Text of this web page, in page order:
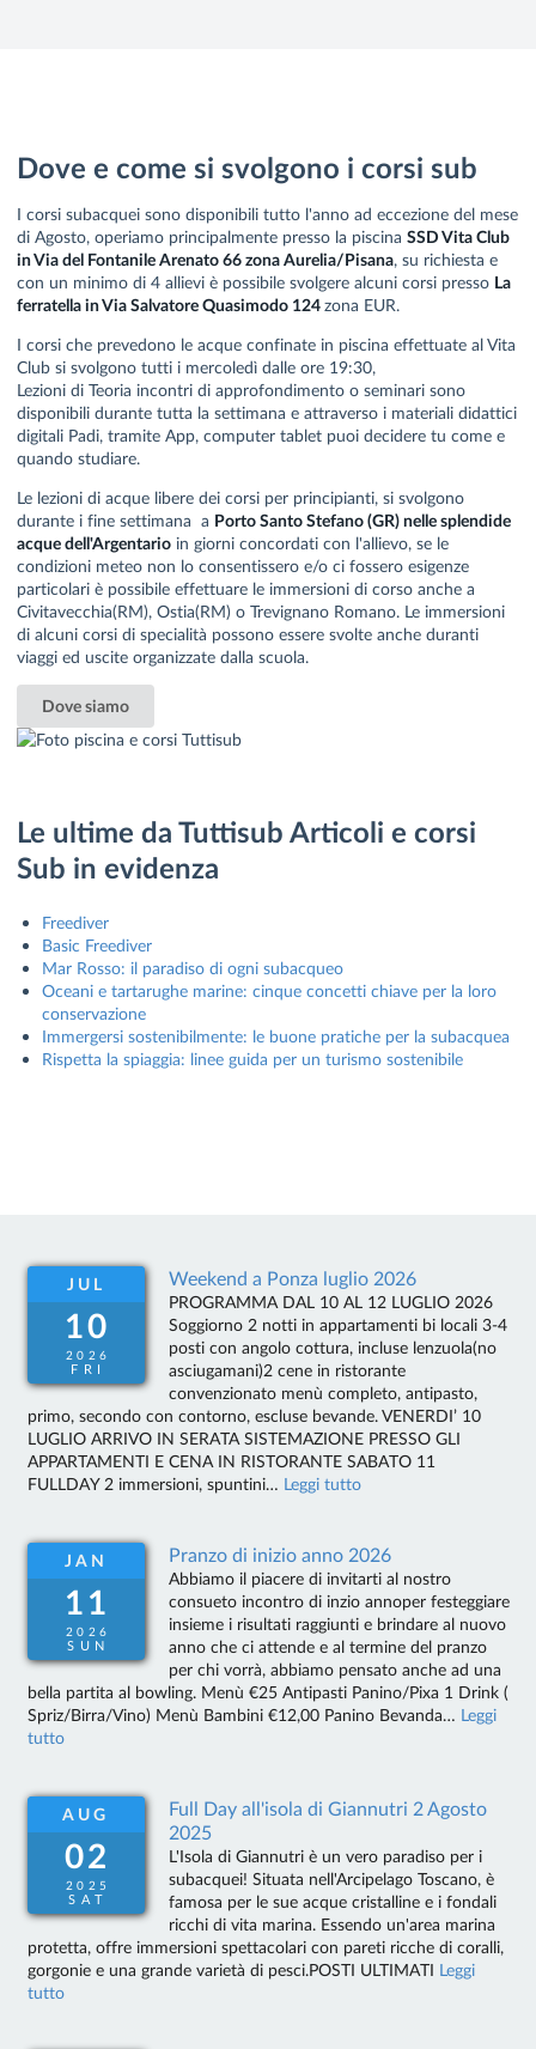
Dove e come si svolgono i corsi sub
I corsi subacquei sono disponibili tutto l'anno ad eccezione del mese
di Agosto, operiamo principalmente presso la piscina SSD Vita Club
in Via del Fontanile Arenato 66 zona Aurelia/Pisana, su richiesta e
con un minimo di 4 allievi è possibile svolgere alcuni corsi presso La
ferratella in Via Salvatore Quasimodo 124zona EUR.
I corsi che prevedono le acque confinate in piscina effettuate al Vita
Club si svolgono tutti i mercoledì dalle ore 19:30,
Lezioni di Teoria incontri di approfondimento o seminari sono
disponibili durante tutta la settimana e attraverso i materiali didattici
digitali Padi, tramite App, computer tablet puoi decidere tu come e
quando studiare.
Le lezioni di acque libere dei corsi per principianti, si svolgono
durante i fine settimana a Porto Santo Stefano (GR) nelle splendide
acque dell'Argentario in giorni concordati con l'allievo, se le
condizioni meteo non lo consentissero e/o ci fossero esigenze
particolari è possibile effettuare le immersioni di corso anche a
Civitavecchia(RM), Ostia(RM) o Trevignano Romano. Le immersioni
di alcuni corsi di specialità possono essere svolte anche duranti
viaggi ed uscite organizzate dalla scuola.
Dove siamo
Le ultime da Tuttisub Articoli e corsi
Sub in evidenza
Freediver
Basic Freediver
Mar Rosso: il paradiso di ogni subacqueo
Oceani e tartarughe marine: cinque concetti chiave per la loro
conservazione
Immergersi sostenibilmente: le buone pratiche per la subacquea
Rispetta la spiaggia: linee guida per un turismo sostenibile
JUL
10
2026
FRI
Weekend a Ponza luglio 2026
PROGRAMMA DAL 10 AL 12 LUGLIO 2026
Soggiorno 2 notti in appartamenti bi locali 3-4
posti con angolo cottura, incluse lenzuola(no
asciugamani)2 cene in ristorante
convenzionato menù completo, antipasto,
primo, secondo con contorno, escluse bevande. VENERDI’ 10
LUGLIO ARRIVO IN SERATA SISTEMAZIONE PRESSO GLI
APPARTAMENTI E CENA IN RISTORANTE SABATO 11
FULLDAY 2 immersioni, spuntini… Leggi tutto
JAN
11
2026
SUN
Pranzo di inizio anno 2026
Abbiamo il piacere di invitarti al nostro
consueto incontro di inzio annoper festeggiare
insieme i risultati raggiunti e brindare al nuovo
anno che ci attende e al termine del pranzo
per chi vorrà, abbiamo pensato anche ad una
bella partita al bowling. Menù €25 Antipasti Panino/Pixa 1 Drink (
Spriz/Birra/Vino) Menù Bambini €12,00 Panino Bevanda… Leggi
tutto
AUG
02
2025
SAT
Full Day all'isola di Giannutri 2 Agosto
2025
L'Isola di Giannutri è un vero paradiso per i
subacquei! Situata nell'Arcipelago Toscano, è
famosa per le sue acque cristalline e i fondali
ricchi di vita marina. Essendo un'area marina
protetta, offre immersioni spettacolari con pareti ricche di coralli,
gorgonie e una grande varietà di pesci.POSTI ULTIMATI Leggi
tutto